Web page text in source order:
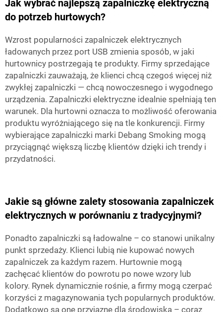
Jak wybrać najlepszą zapalniczkę elektryczną
do potrzeb hurtowych?
Wzrost popularności zapalniczek elektrycznych
ładowanych przez port USB zmienia sposób, w jaki
hurtownicy postrzegają te produkty. Firmy sprzedające
zapalniczki zauważają, że klienci chcą czegoś więcej niż
zwykłej zapalniczki — chcą nowoczesnego i wygodnego
urządzenia. Zapalniczki elektryczne idealnie spełniają ten
warunek. Dla hurtowni oznacza to możliwość oferowania
produktu wyróżniającego się na tle konkurencji. Firmy
wybierające zapalniczki marki Debang Smoking mogą
przyciągnąć większą liczbę klientów dzięki ich trendy i
przydatności.
Jakie są główne zalety stosowania zapalniczek
elektrycznych w porównaniu z tradycyjnymi?
Ponadto zapalniczki są ładowalne – co stanowi unikalny
punkt sprzedaży. Klienci lubią nie kupować nowych
zapalniczek za każdym razem. Hurtownie mogą
zachęcać klientów do powrotu po nowe wzory lub
kolory. Rynek dynamicznie rośnie, a firmy mogą czerpać
korzyści z magazynowania tych popularnych produktów.
Dodatkowo są one przyjazne dla środowiska – coraz